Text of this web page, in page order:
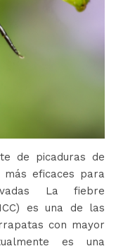
de picaduras de
eficaces para
La fiebre
es una de las
con mayor
es una